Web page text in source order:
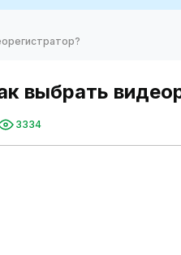
выбрать
3334